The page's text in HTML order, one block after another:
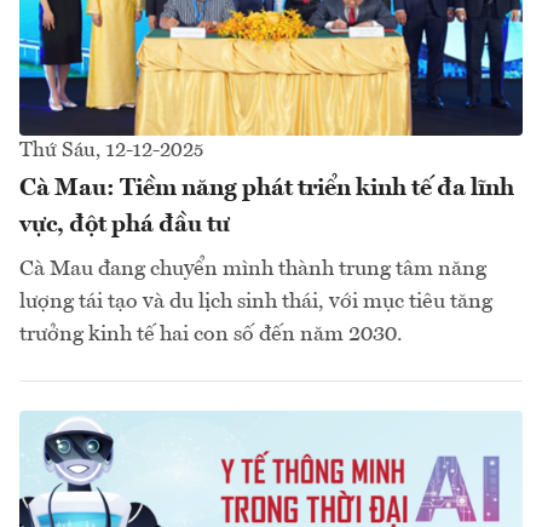
Thứ Sáu, 12-12-2025
Cà Mau: Tiềm năng phát triển kinh tế đa lĩnh
vực, đột phá đầu tư
Cà Mau đang chuyển mình thành trung tâm năng
lượng tái tạo và du lịch sinh thái, với mục tiêu tăng
trưởng kinh tế hai con số đến năm 2030.